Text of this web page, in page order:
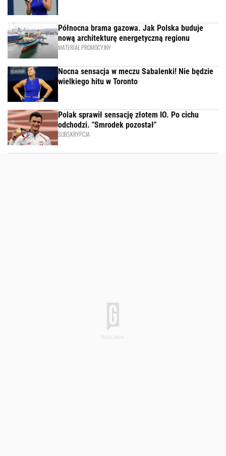
Północna brama gazowa. Jak Polska buduje
nową architekturę energetyczną regionu
MATERIAŁ PROMOCYJNY
Nocna sensacja w meczu Sabalenki! Nie będzie
wielkiego hitu w Toronto
Polak sprawił sensację złotem IO. Po cichu
odchodzi. "Smrodek pozostał"
SUBSKRYPCJA